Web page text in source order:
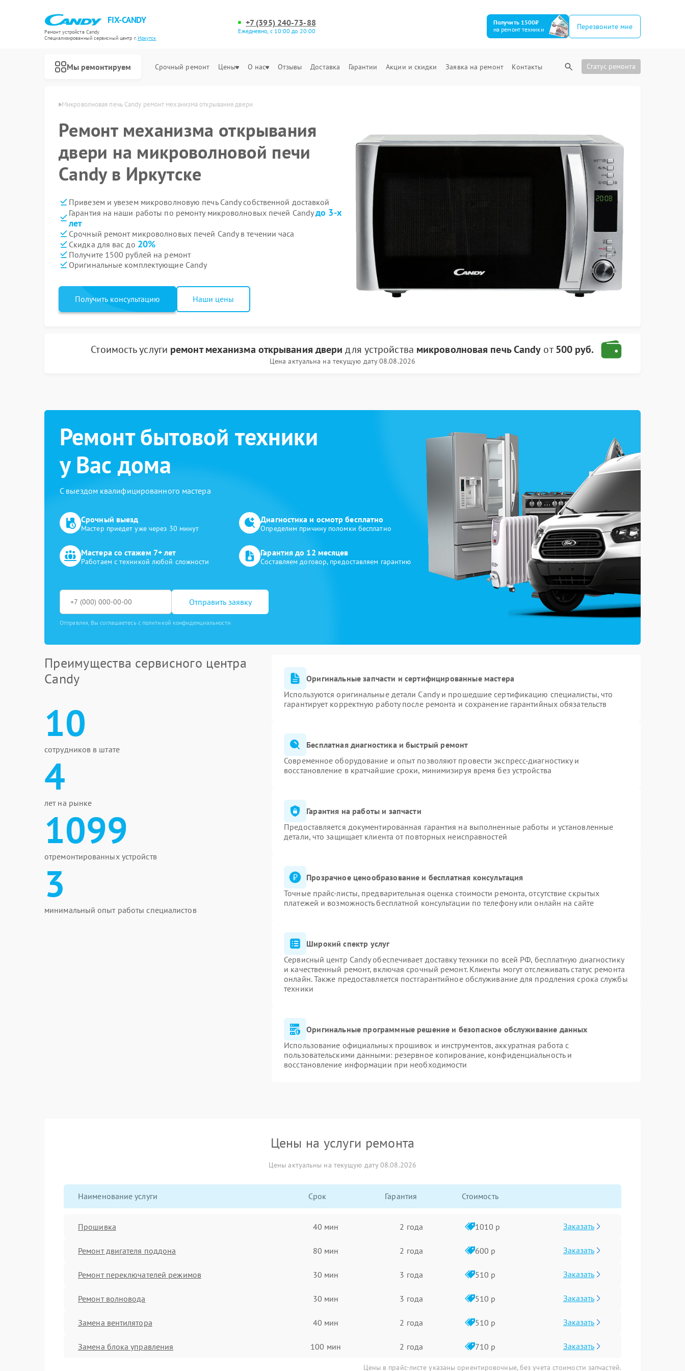
FIX-CANDY
Ремонт устройств Candy
Специализированный cервисный центр г.Иркутск
+7 (395) 240-73-88
Ежедневно, с 10:00 до 20:00
Получить 1500₽
на ремонт техники
Перезвоните мне
Мы ремонтируем Срочный ремонт Цены О нас Отзывы Доставка Гарантии Акции и скидки Заявка на ремонт Контакты Статус ремонта
Candy в Иркутске Микроволновая печь Candy ремонт механизма открывания двери
Ремонт механизма открывания
двери на микроволновой печи
Candy в Иркутске
Привезем и увезем микроволновую печь Candy собственной доставкой
Гарантия на наши работы по ремонту микроволновых печей Candyдо 3-х
лет
Срочный ремонт микроволновых печей Candy в течении часа
Скидка для вас до 20%
Получите 1500 рублей на ремонт
Оригинальные комплектующие Candy
Получить консультацию Наши цены
Стоимость услуги ремонт механизма открывания двери для устройства микроволновая печь Candy от500 руб.
Цена актуальна на текущую дату 08.08.2026
Ремонт бытовой техники
у Вас дома
С выездом квалифицированного мастера
Срочный выезд
Мастер приедет уже через 30 минут
Диагностика и осмотр бесплатно
Определим причину поломки бесплатно
Мастера со стажем 7+ лет
Работаем с техникой любой сложности
Гарантия до 12 месяцев
Составляем договор, предоставляем гарантию
Отправить заявку
Отправляя, Вы соглашаетесь с политикой конфиденциальности
Преимущества сервисного центра
Candy
10
сотрудников в штате
4
лет на рынке
1099
отремонтированных устройств
3
минимальный опыт работы специалистов
Оригинальные запчасти и сертифицированные мастера
Используются оригинальные детали Candy и прошедшие сертификацию специалисты, что
гарантирует корректную работу после ремонта и сохранение гарантийных обязательств
Бесплатная диагностика и быстрый ремонт
Современное оборудование и опыт позволяют провести экспресс-диагностику и
восстановление в кратчайшие сроки, минимизируя время без устройства
Гарантия на работы и запчасти
Предоставляется документированная гарантия на выполненные работы и установленные
детали, что защищает клиента от повторных неисправностей
Прозрачное ценообразование и бесплатная консультация
Точные прайс-листы, предварительная оценка стоимости ремонта, отсутствие скрытых
платежей и возможность бесплатной консультации по телефону или онлайн на сайте
Широкий спектр услуг
Сервисный центр Candy обеспечивает доставку техники по всей РФ, бесплатную диагностику
и качественный ремонт, включая срочный ремонт. Клиенты могут отслеживать статус ремонта
онлайн. Также предоставляется постгарантийное обслуживание для продления срока службы
техники
Оригинальные программные решение и безопасное обслуживание данных
Использование официальных прошивок и инструментов, аккуратная работа с
пользовательскими данными: резервное копирование, конфиденциальность и
восстановление информации при необходимости
Цены на услуги ремонта
Цены актуальны на текущую дату 08.08.2026
Наименование услуги Срок Гарантия Стоимость
Прошивка 40 мин 2 года 1010 р Заказать
Ремонт двигателя поддона 80 мин 2 года 600 р Заказать
Ремонт переключателей режимов 30 мин 3 года 510 р Заказать
Ремонт волновода 30 мин 3 года 510 р Заказать
Замена вентилятора 40 мин 2 года 510 р Заказать
Замена блока управления 100 мин 2 года 710 р Заказать
Цены в прайс-листе указаны ориентировочные, без учета стоимости запчастей.